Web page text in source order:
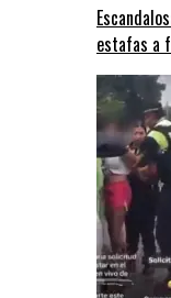
estafas a